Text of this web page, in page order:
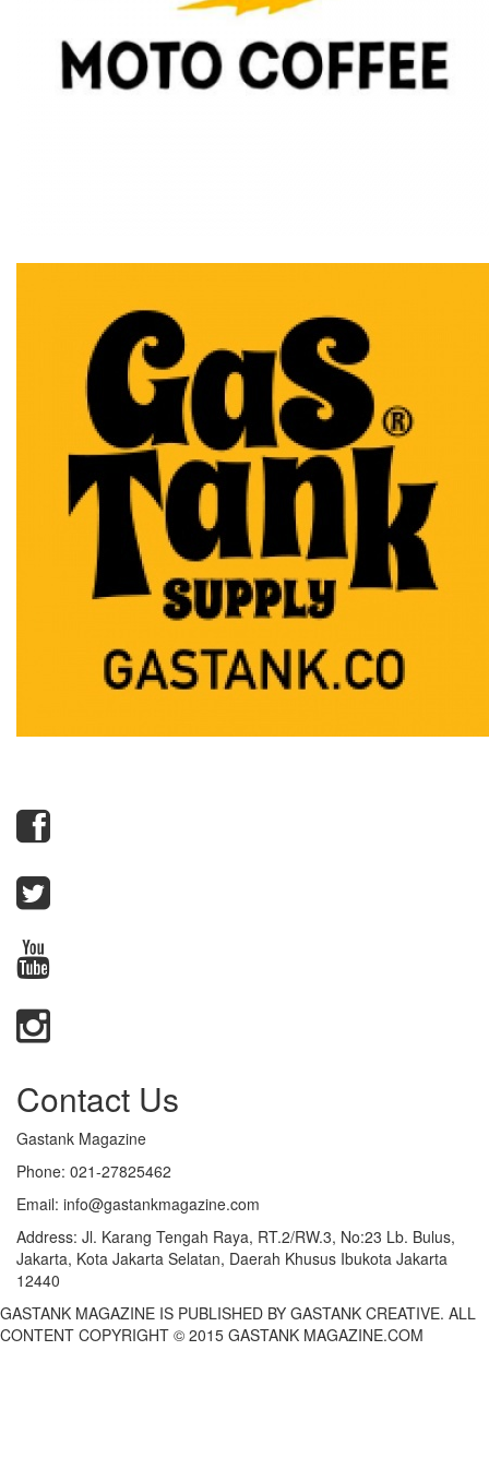
Contact Us
Gastank Magazine
Phone: 021-27825462
Email: info@gastankmagazine.com
Address: Jl. Karang Tengah Raya, RT.2/RW.3, No:23 Lb. Bulus,
Jakarta, Kota Jakarta Selatan, Daerah Khusus Ibukota Jakarta
12440
GASTANK MAGAZINE IS PUBLISHED BY GASTANK CREATIVE. ALL
CONTENT COPYRIGHT © 2015 GASTANK MAGAZINE.COM